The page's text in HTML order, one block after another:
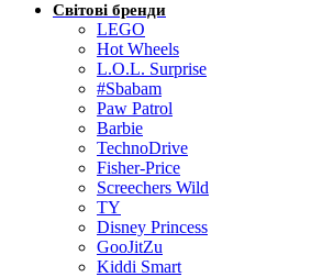
Світові бренди
LEGO
Hot Wheels
L.O.L. Surprise
#Sbabam
Paw Patrol
Barbie
TechnoDrive
Fisher-Price
Screechers Wild
TY
Disney Princess
GooJitZu
Kiddi Smart